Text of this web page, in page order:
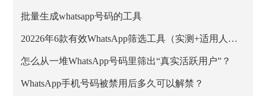
批量生成whatsapp号码的工具
20226年6款有效WhatsApp筛选工具（实测+适用人群）
怎么从一堆WhatsApp号码里筛出“真实活跃用户”？
WhatsApp手机号码被禁用后多久可以解禁？